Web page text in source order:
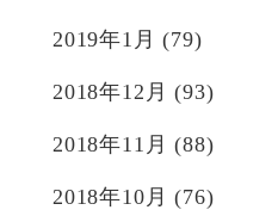
2019年1月 (79)
2018年12月 (93)
2018年11月 (88)
2018年10月 (76)